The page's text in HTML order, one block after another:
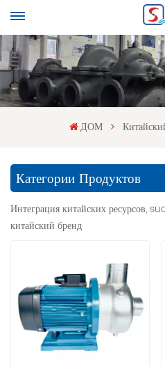
ДОМ
Категории Продуктов
Интеграция китайских ресурсов,
китайский бренд